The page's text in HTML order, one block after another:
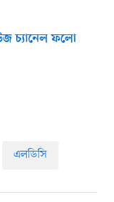
চ্যানেল ফলো
এলডিসি